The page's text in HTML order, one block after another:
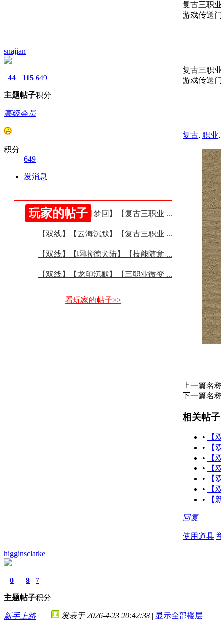
snajian
44
主题
115
帖子
649
积分
高级会员
积分
649
发消息
玩家的帖子
【双线】【溯月梦回】【复古三职业 ...
【双线】【云海沉默】【复古三职业 ...
【双线】【啊啦德犬陆】【技能随意 ...
【双线】【龙印沉默】【三职业微变 ...
看玩家的帖子>>
复古三职
游戏传送
复古三职
游戏传送
复古, 职业
上一篇名
下一篇名
相关帖子
•
【
•
【
•
【
•
【
•
【
•
【
•
【
回复
使用道具
higginsclarke
0
主题
8
帖子
7
积分
新手上路 发表于 2026-4-23 20:42:38 | 显示全部楼层